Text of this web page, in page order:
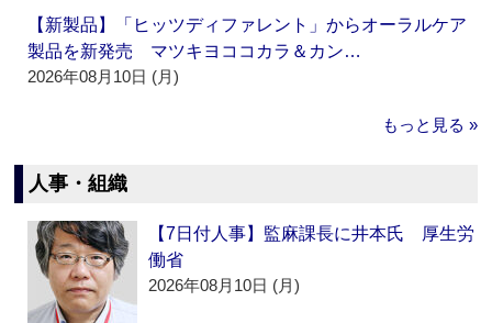
【新製品】「ヒッツディファレント」からオーラルケア
製品を新発売 マツキヨココカラ＆カン…
2026年08月10日 (月)
もっと見る »
人事・組織
【7日付人事】監麻課長に井本氏 厚生労
働省
2026年08月10日 (月)